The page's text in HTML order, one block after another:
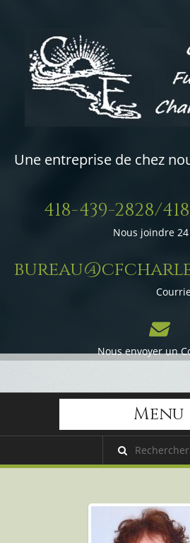
Une entreprise de chez
418-439-2828/
Nous joindre
Nous envoyer un
Menu